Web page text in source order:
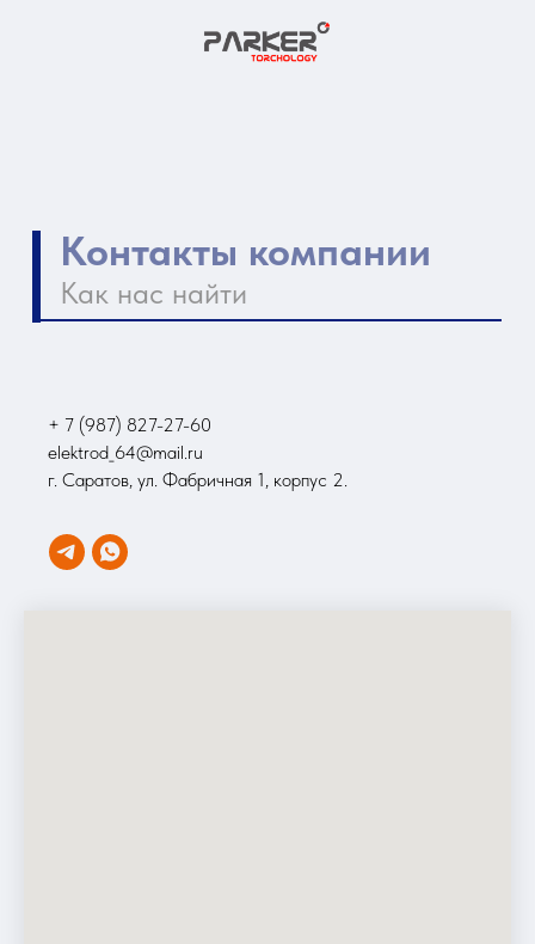
+ 7 (987) 827-27-60
elektrod_64@mail.ru
г. Саратов, ул. Фабричная 1, корпус 2.